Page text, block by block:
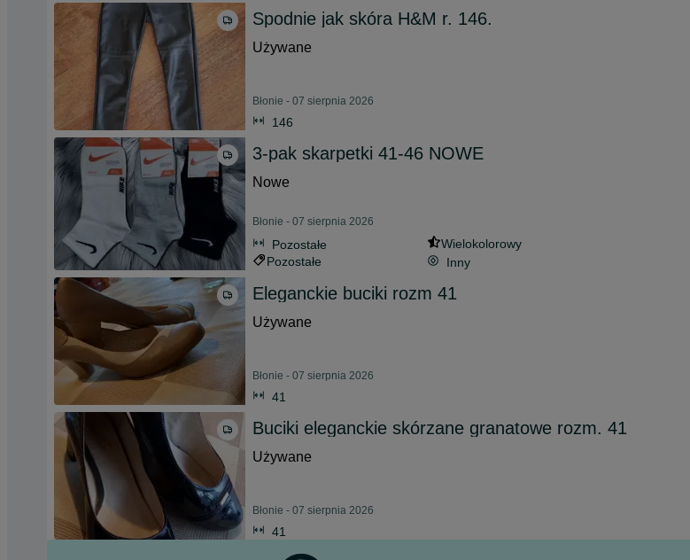
Spodnie jak skóra H&M r. 146.
Używane
Błonie - 07 sierpnia 2026
146
3-pak skarpetki 41-46 NOWE
Nowe
Błonie - 07 sierpnia 2026
Pozostałe
Wielokolorowy
Pozostałe
Inny
Eleganckie buciki rozm 41
Używane
Błonie - 07 sierpnia 2026
41
Buciki eleganckie skórzane granatowe rozm. 41
Używane
Błonie - 07 sierpnia 2026
41